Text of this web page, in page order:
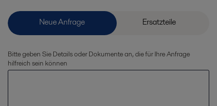
Bitte geben Sie Details oder Dokumente an, die für Ihre Anfrage
hilfreich sein können